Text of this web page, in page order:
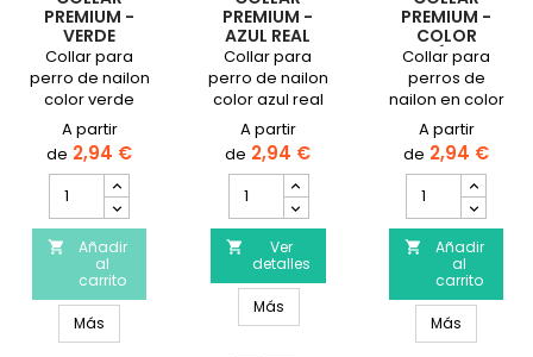
- Color caramelo
PREMIUM -
VERDE
BOSQUE
Collar para
perro de nailon
color verde
bosque
disponible en
varios
tamaños.
2,94 €
cantidad
del
producto
Collar
Premium
Verde
Bosque

Añadir
al
carrito
Más Collar Premium - Verde Bosque
PREMIUM -
AZUL REAL
Collar para
perro de nailon
color azul real
disponible en
varios
tamaños.
2,94 €
cantidad
del
producto
Collar
Premium
-
Azul
Real

Ver
detalles
MásCollar Premium - Azul Real
PREMIUM -
COLOR
OCÉANO
Collar para
perros de
nailon en color
océano
disponible en
varios
tamaños.
2,94 €
cantidad
del
producto
Collar
Premium
Color
Océano

Añadir
al
carrito
Más